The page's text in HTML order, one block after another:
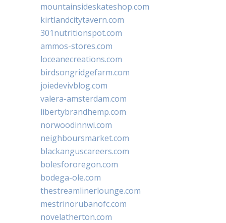
mountainsideskateshop.com
kirtlandcitytavern.com
301nutritionspot.com
ammos-stores.com
loceanecreations.com
birdsongridgefarm.com
joiedevivblog.com
valera-amsterdam.com
libertybrandhemp.com
norwoodinnwi.com
neighboursmarket.com
blackanguscareers.com
bolesfororegon.com
bodega-ole.com
thestreamlinerlounge.com
mestrinorubanofc.com
novelatherton.com